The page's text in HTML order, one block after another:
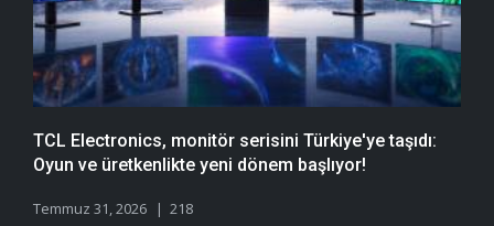
TCL Electronics, monitör serisini Türkiye'ye taşıdı:
Oyun ve üretkenlikte yeni dönem başlıyor!
Temmuz 31, 2026 218